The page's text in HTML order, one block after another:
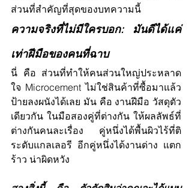
ส่วนที่สำคัญที่สุดของบทความนี้
ความจริงที่ไม่มีใครบอก: มันดีได้แค่
เท่าฝีมือของคนที่ฉาบ
นี่ คือ ส่วนที่ทำให้คนส่วนใหญ่ประหลาด
ใจ Microcement ไม่ใช่สินค้าที่ซื้อมาแล้ว
ป้ายลงผนังได้เลย มัน คือ งานฝีมือ วัสดุตัว
เดียวกัน ในมือสองคู่ที่ต่างกัน ให้ผลลัพธ์ที่
ต่างกันคนละเรื่อง คู่หนึ่งได้พื้นผิวไร้ที่ติ
ระดับแกลเลอรี อีกคู่หนึ่งได้งานด่าง แตก
ร้าว น่าผิดหวัง